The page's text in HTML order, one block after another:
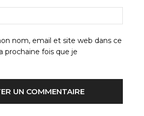
:
nom, email et site web dans ce
prochaine fois que je